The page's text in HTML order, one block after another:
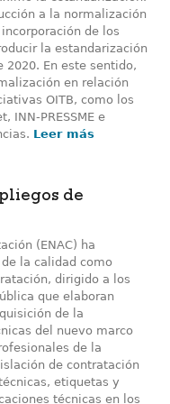
a la normalización
de los
la estandarización
2020. En este sentido,
en relación
OITB, como los
INN-PRESSME e
Leer más
de
(ENAC) ha
la calidad como
dirigido a los
que elaboran
de la
del nuevo marco
de la
de contratación
etiquetas y
técnicas en los